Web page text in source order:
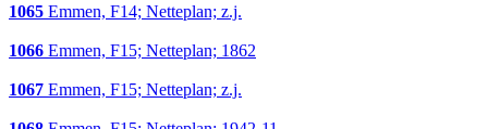
1065 Emmen, F14; Netteplan; z.j.
1066 Emmen, F15; Netteplan; 1862
1067 Emmen, F15; Netteplan; z.j.